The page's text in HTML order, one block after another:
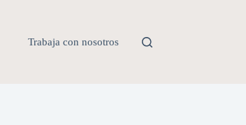
Trabaja con nosotros